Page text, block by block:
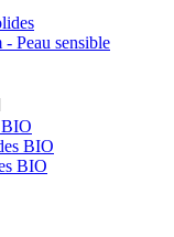
- Peau sensible
BIO
BIO